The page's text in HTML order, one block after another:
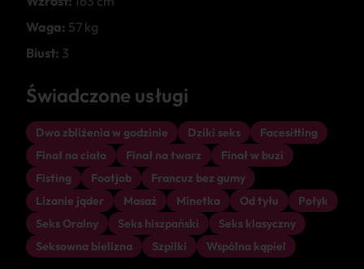
Waga: 57 kg
Biust: 3
Świadczone usługi
Dwa zbliżenia w godzinie Dziki seks
Facesitting
Finał na ciało
Finał na twarz
Finał w buzi
Fisting
Footjob
Francuz bez gumy
Lizanie jąder
Masaż Minetka Od tyłu
Połyk
Seks Oralny
Seks hiszpański
Seks klasyczny
Seksowna bielizna
Szpilki Wspólna kąpiel